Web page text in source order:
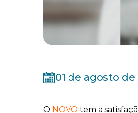
01 de agosto de
O NOVO tem a